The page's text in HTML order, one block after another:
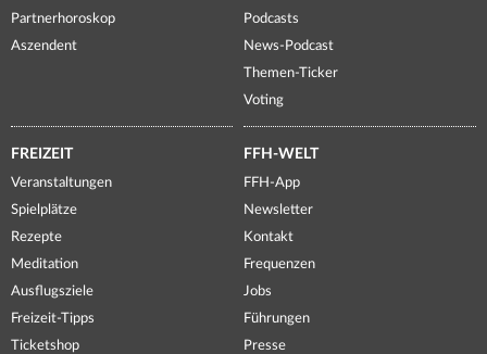
Partnerhoroskop
Aszendent
Podcasts
News-Podcast
Themen-Ticker
Voting
FREIZEIT
Veranstaltungen
Spielplätze
Rezepte
Meditation
Ausflugsziele
Freizeit-Tipps
Ticketshop
FFH-WELT
FFH-App
Newsletter
Kontakt
Frequenzen
Jobs
Führungen
Presse